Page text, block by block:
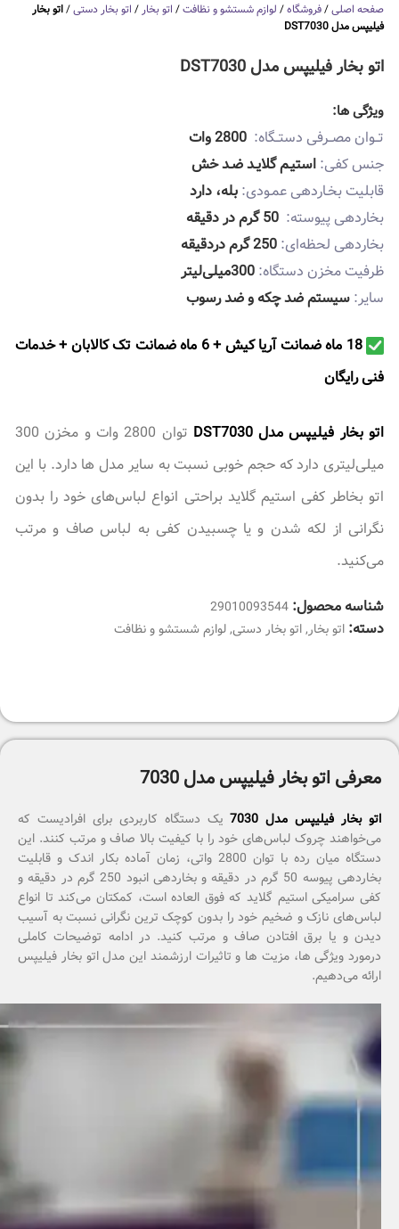
صفحه اصلی/فروشگاه/ لوازم شستشو و نظافت/ اتو بخار/ اتو بخار دستی/اتو بخار
فیلیپس مدل DST7030
اتو بخار فیلیپس مدل DST7030
ویژگی ها:
تــوان مصــرفی دستــگاه:
جنس کفی: استیـم گلایـد ضـد خش
قابلیت بخـاردهی عمـودی: بله، دارد
بخاردهی پیوسته:
بخاردهی لحظه‌ای:
ظرفیت مخزن دستگاه:
سایر: سیستم ضد چکه و ضد رسوب
18 ماه ضمانت آریا کیش + 6 ماه ضمانت تک کالابان + خدمات
فنی رايگان
اتو بخار فیلیپس مدل DST7030
توان 2800 وات و مخزن 300
میلی‌لیتری دارد که حجم خوبی نسبت به سایر مدل ها دارد. با این
اتو بخاطر کفی استیم گلاید براحتی انواع لباس‌های خود را بدون
نگرانی از لکه شدن و یا چسبیدن کفی به لباس صاف و مرتب
می‌کنید.
شناسه محصول: 29010093544
دسته: اتو بخار,اتو بخار دستی,لوازم شستشو و نظافت
معرفی اتو بخار فیلیپس مدل 7030
اتو بخار فیلیپس مدل 7030
یک دستگاه کاربردی برای افرادیست که
می‌خواهند چروک لباس‌های خود را با کیفیت بالا صاف و مرتب کنند. این
دستگاه میان رده با توان 2800 واتی، زمان آماده بکار اندک و قابلیت
بخاردهی پیوسه 50 گرم در دقیقه و بخاردهی انبود 250 گرم در دقیقه و
کفی سرامیکی استیم گلاید که فوق العاده است، کمکتان می‌کند تا انواع
لباس‌های نازک و ضخیم خود را بدون کوچک ترین نگرانی نسبت به آسیب
دیدن و یا برق افتادن صاف و مرتب کنید. در ادامه توضیحات کاملی
درمورد ویژگی ها، مزیت ها و تاثیرات ارزشمند این مدل اتو بخار فیلیپس
ارائه می‌دهیم.